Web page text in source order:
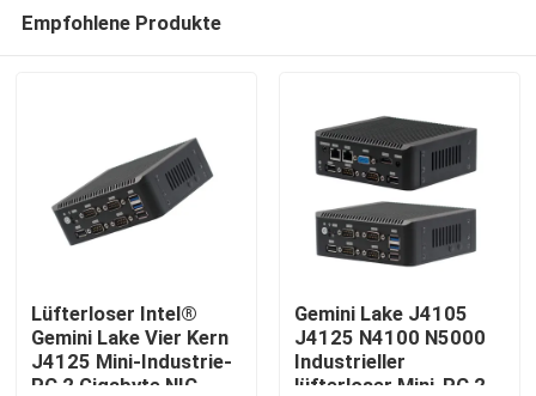
Empfohlene Produkte
Lüfterloser Intel®
Gemini Lake Vier Kern
J4125 Mini-Industrie-
PC 2 Gigabyte NIC
Gemini Lake J4105
J4125 N4100 N5000
Industrieller
lüfterloser Mini-PC 2